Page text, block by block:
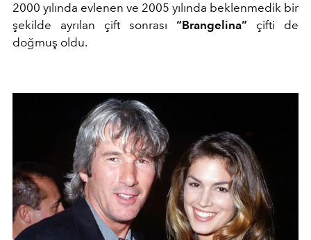
2000 yılında evlenen ve 2005 yılında beklenmedik bir
şekilde ayrılan çift sonrası “Brangelina” çifti de
doğmuş oldu.